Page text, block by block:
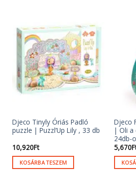
Djeco Tinyly Óriás Padló
puzzle | Puzzl’Up Lily , 33 db
10,920Ft
KOSÁRBA TESZEM
Djeco
| Oli a
24db-
5,670